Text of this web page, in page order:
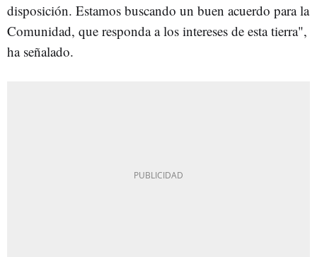
disposición. Estamos buscando un buen acuerdo para la
Comunidad, que responda a los intereses de esta tierra",
ha señalado.